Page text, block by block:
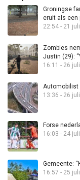
Groningse
eruit als een
22:54 - 21 juli
Zombies
Justin (29):
16:11 - 26 juli
Automobilist
13:36 - 26 juli
Forse
16:03 - 24 juli
Gemeente:
16:57 - 25 juli